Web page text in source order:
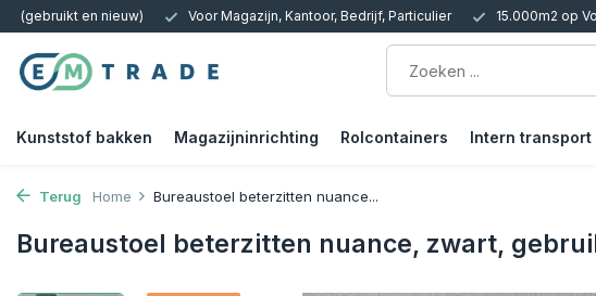
Kantoor, Bedrijf, Particulier 15.000m2 op Voorraad | Bezorgen of Afhalen
Kunststof bakken Magazijninrichting Rolcontainers Intern transport
Terug Home Bureaustoel beterzitten nuance...
Bureaustoel beterzitten nuance, zwart,